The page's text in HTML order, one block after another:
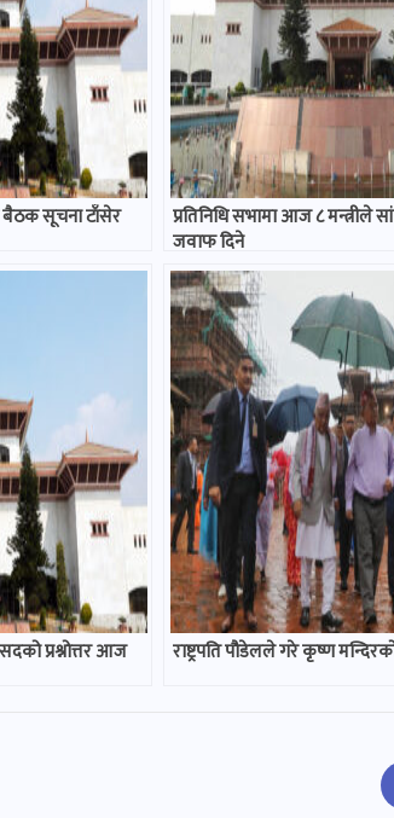
बैठक सूचना टाँसेर
प्रतिनिधि सभामा आज ८ मन्त्रीले
जवाफ दिने
प्रश्नोत्तर आज राष्ट्रपति पौडेलले गरे कृष्ण